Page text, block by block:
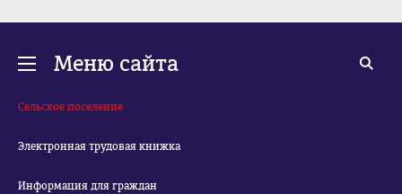
Меню сайта
Сельское поселение
Электронная трудовая книжка
Информация для граждан